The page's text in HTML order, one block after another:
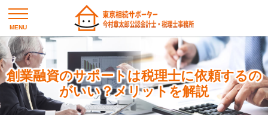
創業融資のサポートは税理士に依頼するの
がいい？メリットを解説